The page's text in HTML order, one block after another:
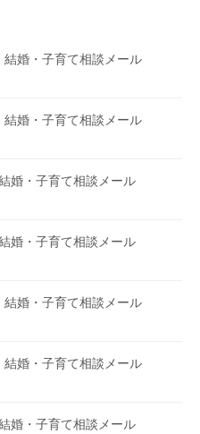
婚・子育て相談メール
婚・子育て相談メール
婚・子育て相談メール
婚・子育て相談メール
婚・子育て相談メール
婚・子育て相談メール
婚・子育て相談メール